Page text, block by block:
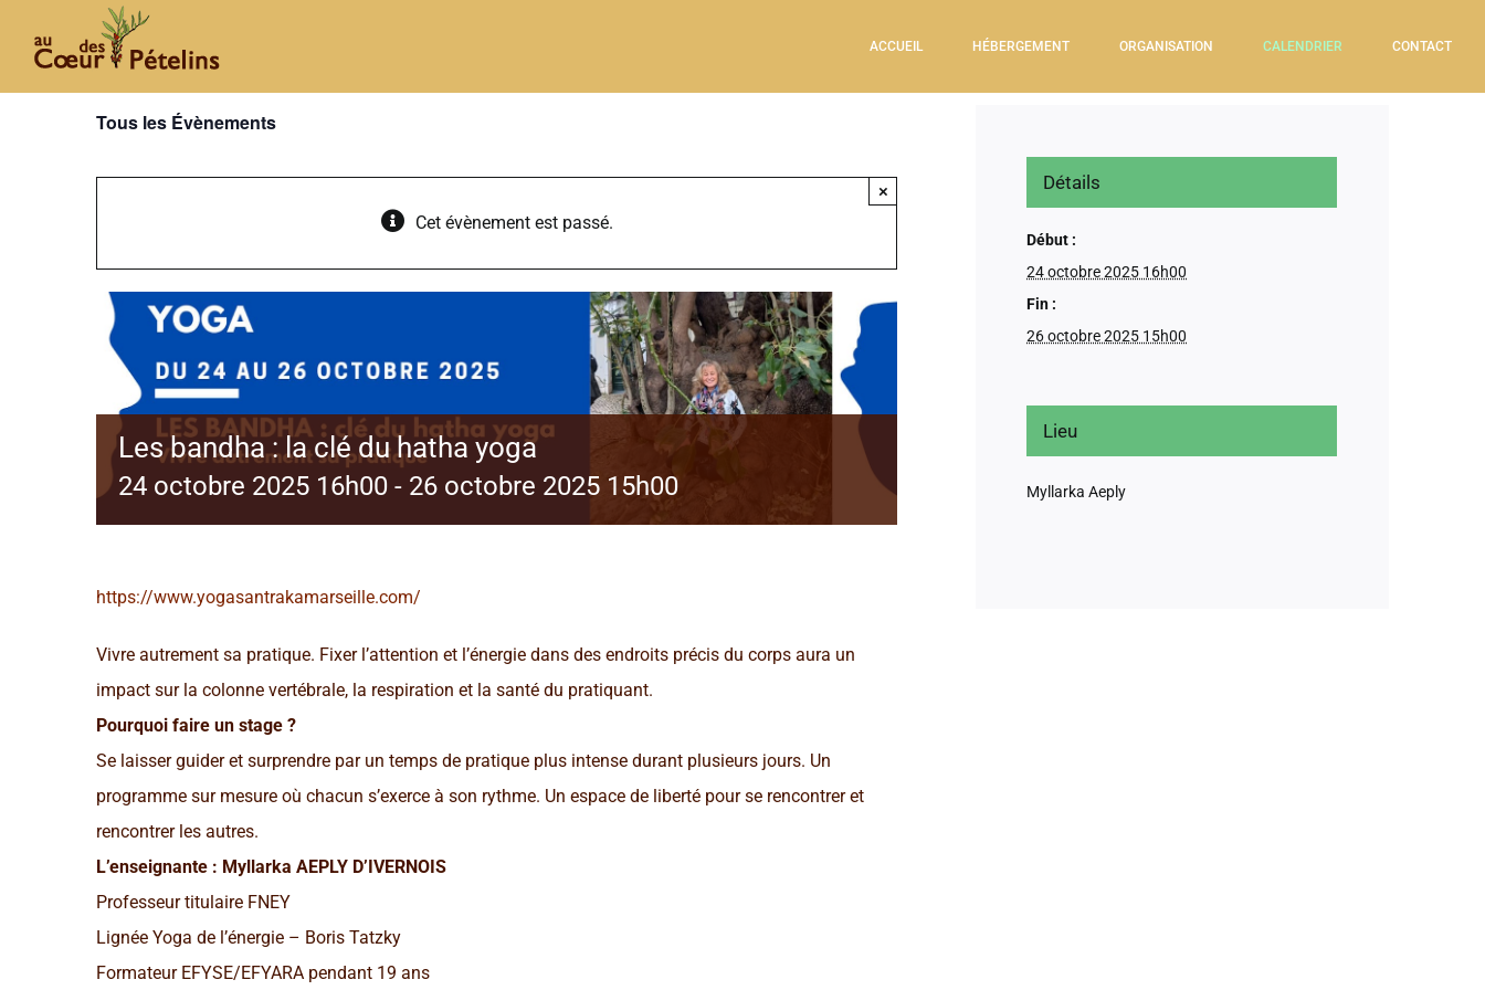
ACCUEIL HÉBERGEMENT ORGANISATION CALENDRIER CONTACT
Tous les Évènements
Cet évènement est passé.
×
Les bandha : la clé du hatha yoga
24 octobre 2025 16h00 - 26 octobre 2025 15h00
https://www.yogasantrakamarseille.com/
Vivre autrement sa pratique. Fixer l’attention et l’énergie dans des endroits précis du corps aura un
impact sur la colonne vertébrale, la respiration et la santé du pratiquant.
Pourquoi faire un stage ?
Se laisser guider et surprendre par un temps de pratique plus intense durant plusieurs jours. Un
programme sur mesure où chacun s’exerce à son rythme. Un espace de liberté pour se rencontrer et
rencontrer les autres.
L’enseignante : Myllarka AEPLY D’IVERNOIS
Professeur titulaire FNEY
Lignée Yoga de l’énergie – Boris Tatzky
Formateur EFYSE/EFYARA pendant 19 ans
Détails
Début :
24 octobre 2025 16h00
Fin :
26 octobre 2025 15h00
Lieu
Myllarka Aeply